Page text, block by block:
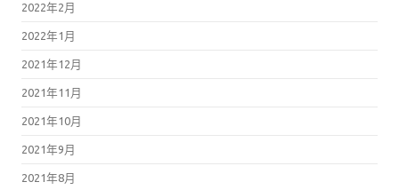
2022年2月
2022年1月
2021年12月
2021年11月
2021年10月
2021年9月
2021年8月